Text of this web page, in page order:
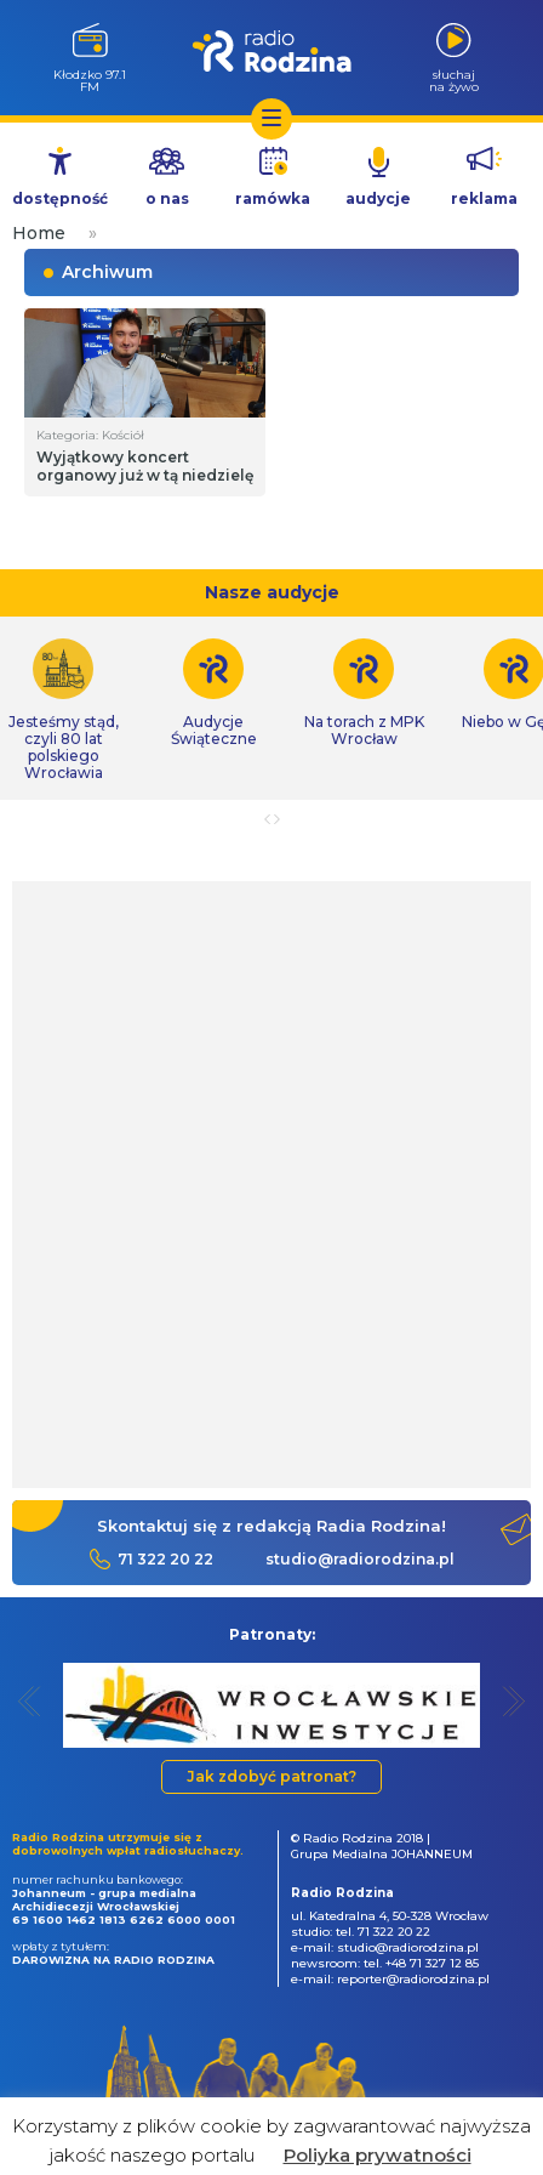
Przejdź
treści
Kłodzko 97.1
FM
słuchaj
na żywo
dostępność o nas ramówka audycje reklama
Home
»
Archiwum
Kategoria: Kościół
Wyjątkowy koncert
organowy już w tą niedzielę
Nasze audycje
Jesteśmy stąd,
czyli 80 lat
polskiego
Wrocławia
Audycje
Świąteczne
Na torach z MPK
Wrocław
Niebo w
Skontaktuj się z redakcją Radia Rodzina!
71 322 20 22 studio@radiorodzina.pl
Patronaty:
Jak zdobyć patronat?
Radio Rodzina utrzymuje się z
dobrowolnych wpłat radiosłuchaczy.
numer rachunku bankowego:
Johanneum - grupa medialna
Archidiecezji Wrocławskiej
69 1600 1462 1813 6262 6000 0001
wpłaty z tytułem:
DAROWIZNA NA RADIO RODZINA
© Radio Rodzina 2018 |
Grupa Medialna JOHANNEUM
Radio Rodzina
ul. Katedralna 4, 50-328 Wrocław
studio: tel. 71 322 20 22
e-mail: studio@radiorodzina.pl
newsroom: tel. +48 71 327 12 85
e-mail: reporter@radiorodzina.pl
Korzystamy z plików cookie by zagwarantować najwyższa
jakość naszego portalu
Poliyka prywatności